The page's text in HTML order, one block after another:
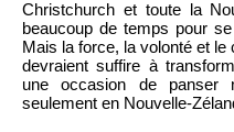
Christchurch et toute la
beaucoup de temps pour
Mais la force, la volonté et
devraient suffire à
une occasion de panser
seulement en Nouvelle-